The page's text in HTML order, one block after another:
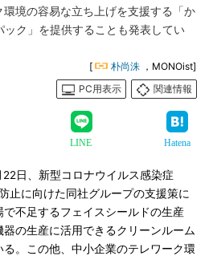
境の容易な立ち上げを支援する「か
ク」を提供することも発表してい
[ 朴尚洙 ，MONOist]
PC用表示
関連情報
LINE Hatena
日、新型コロナウイルス感染症
止に向けた同社グループの支援策に
不足するフェイスシールドの生産
の生産に活用できるクリーンルーム
。この他、中小企業のテレワーク環